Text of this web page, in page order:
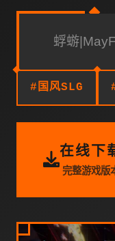
蜉蝣
#国风SLG
在线下
完整游戏版